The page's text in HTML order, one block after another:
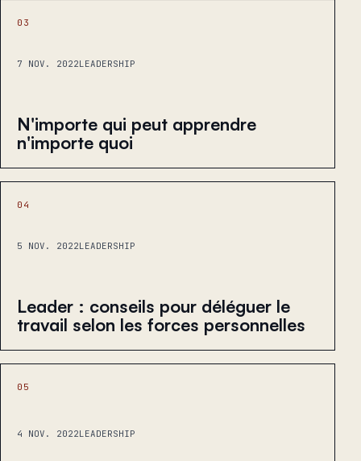
03
7 NOV. 2022LEADERSHIP
N'importe qui peut apprendre
n'importe quoi
04
5 NOV. 2022LEADERSHIP
Leader : conseils pour déléguer le
travail selon les forces personnelles
05
4 NOV. 2022LEADERSHIP